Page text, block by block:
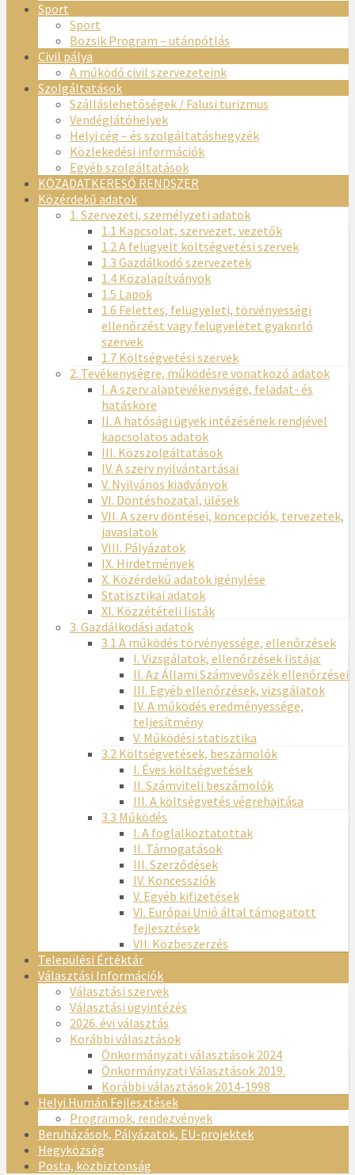
Sport
Sport
Bozsik Program – utánpótlás
Civil pálya
A működő civil szervezeteink
Szolgáltatások
Szálláslehetőségek / Falusi turizmus
Vendéglátóhelyek
Helyi cég – és szolgáltatáshegyzék
Közlekedési információk
Egyéb szolgáltatások
KÖZADATKERESŐ RENDSZER
Közérdekű adatok
1. Szervezeti, személyzeti adatok
1.1 Kapcsolat, szervezet, vezetők
1.2 A felügyelt költségvetési szervek
1.3 Gazdálkodó szervezetek
1.4 Közalapítványok
1.5 Lapok
1.6 Felettes, felügyeleti, törvényességi
ellenőrzést vagy felügyeletet gyakorló
szervek
1.7 Költségvetési szervek
2. Tevékenységre, működésre vonatkozó adatok
I. A szerv alaptevékenysége, feladat- és
hatásköre
II. A hatósági ügyek intézésének rendjével
kapcsolatos adatok
III. Közszolgáltatások
IV. A szerv nyilvántartásai
V. Nyilvános kiadványok
VI. Döntéshozatal, ülések
VII. A szerv döntései, koncepciók, tervezetek,
javaslatok
VIII. Pályázatok
IX. Hirdetmények
X. Közérdekű adatok igénylése
Statisztikai adatok
XI. Közzétételi listák
3. Gazdálkodási adatok
3.1 A működés törvényessége, ellenőrzések
I. Vizsgálatok, ellenőrzések listája:
II. Az Állami Számvevőszék ellenőrzései
III. Egyéb ellenőrzések, vizsgálatok
IV. A működés eredményessége,
teljesítmény
V. Működési statisztika
3.2 Költségvetések, beszámolók
I. Éves költségvetések
II. Számviteli beszámolók
III. A költségvetés végrehajtása
3.3 Működés
I. A foglalkoztatottak
II. Támogatások
III. Szerződések
IV. Koncessziók
V. Egyéb kifizetések
VI. Európai Unió által támogatott
fejlesztések
VII. Közbeszerzés
Települési Értéktár
Választási Információk
Választási szervek
Választási ügyintézés
2026. évi választás
Korábbi választások
Önkormányzati választások 2024
Önkormányzati Választások 2019.
Korábbi választások 2014-1998
Helyi Humán Fejlesztések
Programok, rendezvények
Beruházások, Pályázatok, EU-projektek
Hegyközség
Posta, közbiztonság